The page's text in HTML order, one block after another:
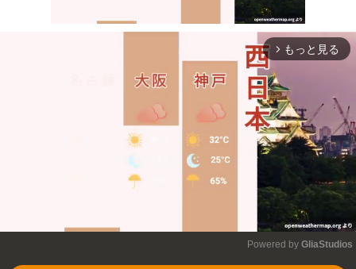
Mute
arrow_forward_ios もっと見る
Powered by GliaStudios